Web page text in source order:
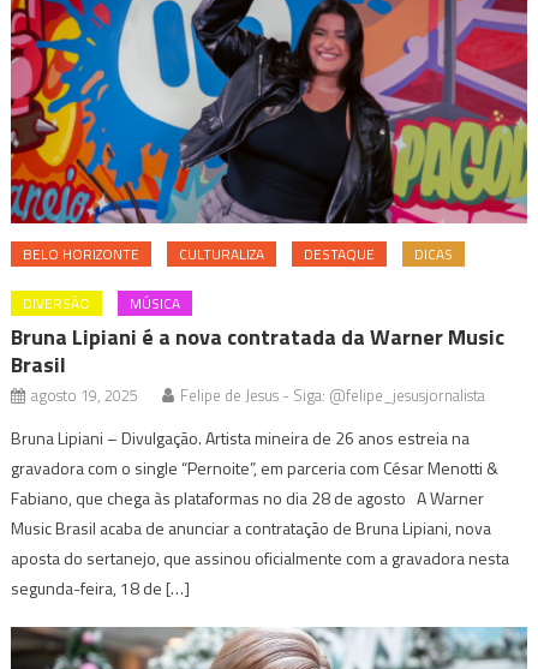
BELO HORIZONTE CULTURALIZA DESTAQUE DICAS
DIVERSÃO MÚSICA
Bruna Lipiani é a nova contratada da Warner Music
Brasil
agosto 19, 2025 Felipe de Jesus - Siga: @felipe_jesusjornalista
Bruna Lipiani – Divulgação. Artista mineira de 26 anos estreia na
gravadora com o single “Pernoite”, em parceria com César Menotti &
Fabiano, que chega às plataformas no dia 28 de agosto A Warner
Music Brasil acaba de anunciar a contratação de Bruna Lipiani, nova
aposta do sertanejo, que assinou oficialmente com a gravadora nesta
segunda-feira, 18 de […]